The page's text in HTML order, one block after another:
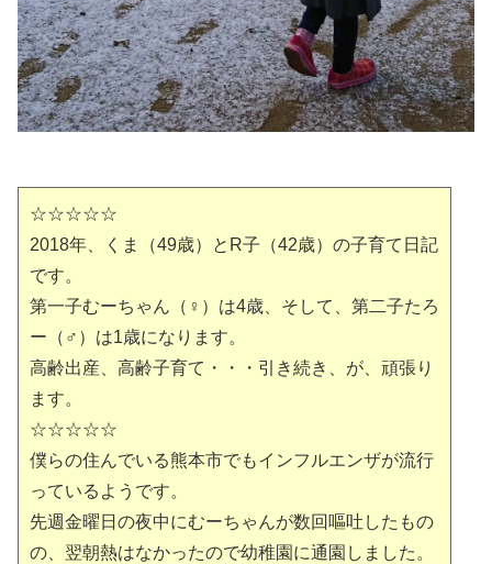
☆☆☆☆☆
2018年、くま（49歳）とR子（42歳）の子育て日記
です。
第一子むーちゃん（♀）は4歳、そして、第二子たろ
ー（♂）は1歳になります。
高齢出産、高齢子育て・・・引き続き、が、頑張り
ます。
☆☆☆☆☆
僕らの住んでいる熊本市でもインフルエンザが流行
っているようです。
先週金曜日の夜中にむーちゃんが数回嘔吐したもの
の、翌朝熱はなかったので幼稚園に通園しました。